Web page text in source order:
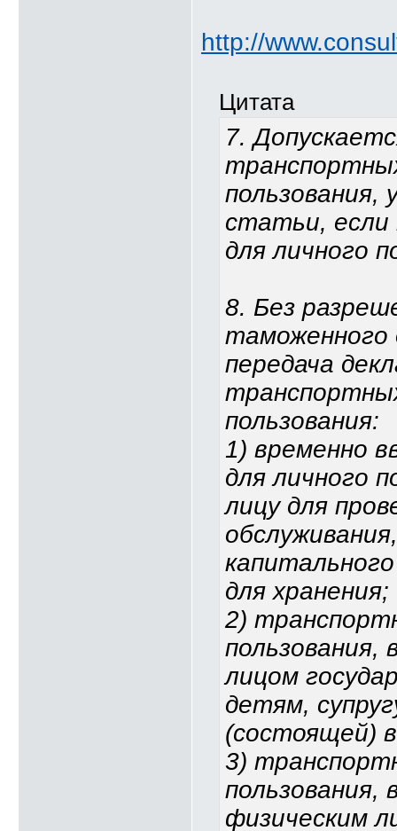
http://
Цитата
7.
пользования,
статьи,
для личного
8. Без
таможенного
передача
пользования:
1) временно
для личного
лицу для
для хранения;
2)
пользования,
лицом
детям,
(состоящей)
3)
пользования,
физическим